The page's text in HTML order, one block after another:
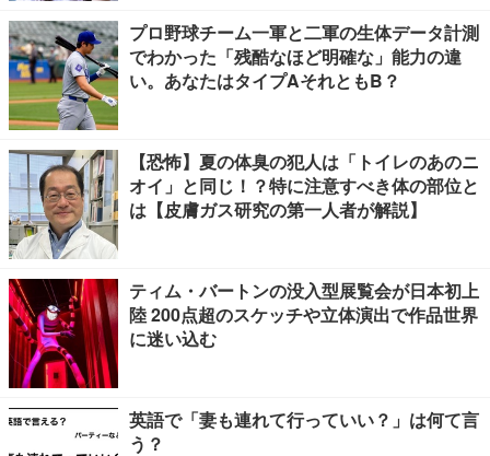
プロ野球チーム一軍と二軍の生体データ計測
でわかった「残酷なほど明確な」能力の違
い。あなたはタイプAそれともB？
【恐怖】夏の体臭の犯人は「トイレのあのニ
オイ」と同じ！？特に注意すべき体の部位と
は【皮膚ガス研究の第一人者が解説】
ティム・バートンの没入型展覧会が日本初上
陸 200点超のスケッチや立体演出で作品世界
に迷い込む
英語で「妻も連れて行っていい？」は何て言
う？